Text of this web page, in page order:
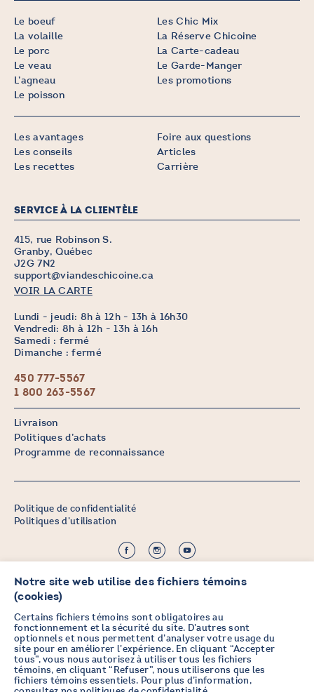
Le boeuf
La volaille
Le porc
Le veau
L’agneau
Le poisson
Les Chic Mix
La Réserve Chicoine
La Carte-cadeau
Le Garde-Manger
Les promotions
Les avantages
Les conseils
Les recettes
Foire aux questions
Articles
Carrière
SERVICE À LA CLIENTÈLE
415, rue Robinson S.
Granby, Québec
J2G 7N2
support@viandeschicoine.ca
VOIR LA CARTE
Lundi - jeudi: 8h à 12h - 13h à 16h30
Vendredi: 8h à 12h - 13h à 16h
Samedi : fermé
Dimanche : fermé
450 777-5567
1 800 263-5567
Livraison
Politiques d’achats
Programme de reconnaissance
Crédit :Zen Branding, Design & Com.
Politique de confidentialité
Politiques d’utilisation
PRENEZ DES NOUVELLES EN
VOUS ABONNANT À L’INFOLETTRE
Notre site web utilise des fichiers témoins
(cookies)
Certains fichiers témoins sont obligatoires au
fonctionnement et la sécurité du site. D’autres sont
optionnels et nous permettent d’analyser votre usage du
site pour en améliorer l’expérience. En cliquant “Accepter
tous”, vous nous autorisez à utiliser tous les fichiers
témoins, en cliquant “Refuser”, nous utiliserons que les
fichiers témoins essentiels. Pour plus d’information,